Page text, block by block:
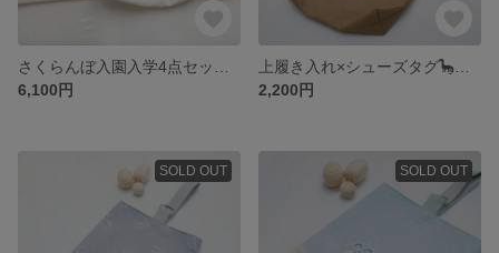
6,100円
2,200円
SOLD OUT SOLD OUT